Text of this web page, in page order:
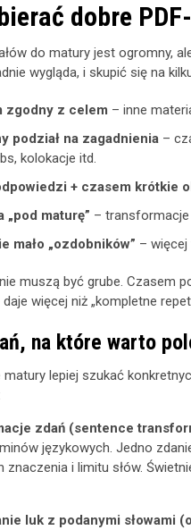
dobre
do matury jest ogromny,
wygląda, i skupić się na
zgodny z celem – inne
podział na zagadnienia –
kolokacje itd.
+ czasem krótkie
„pod maturę” – transformacje
mało „ozdobników” –
muszą być grube. Czasem
więcej niż „kompletne
na które warto
lepiej szukać
zdań (sentence
językowych. Jedno
znaczenia i limitu słów.
luk z podanymi słowami